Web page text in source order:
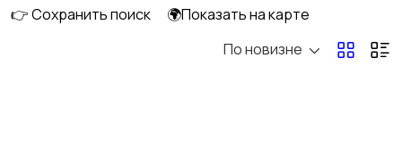
👉 Сохранить поиск
🌍Показать на карте
По новизне